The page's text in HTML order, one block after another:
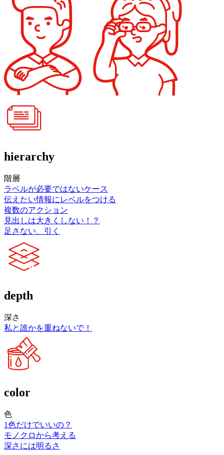
hierarchy
階層
ラベルが必要ではないケース
伝えたい情報にレベルをつける
複数のアクション
見出しは大きくしない！？
足さない、引く
depth
深さ
私と誰かを重ねないで！
color
色
1色だけでいいの？
モノクロから考える
深さには明るさ